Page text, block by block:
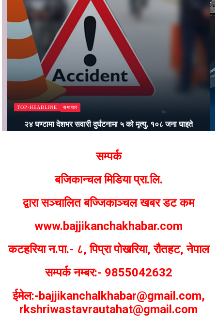
TOP-HEADLINE समाचार
२४ घण्टामा देशभर सवारी दुर्घटनामा ५ को मृत्यु, १०८ जना घाइते
सम्पर्क
बजिकान्चल मिडिया प्रा.लि.
द्वारा सञ्चालित बज्जिकाञ्चल खबर डट कम
www.bajjikanchakhabar.com
कटहरिया न.पा.- ८, पिप्रा पोखरिया, रौतहट, नेपाल
सम्पर्क नम्बर:- 9855042632
ईमेल:-bajjikanchalkhabar@gmail.com,
rkshriwastavrautahat@gmail.com